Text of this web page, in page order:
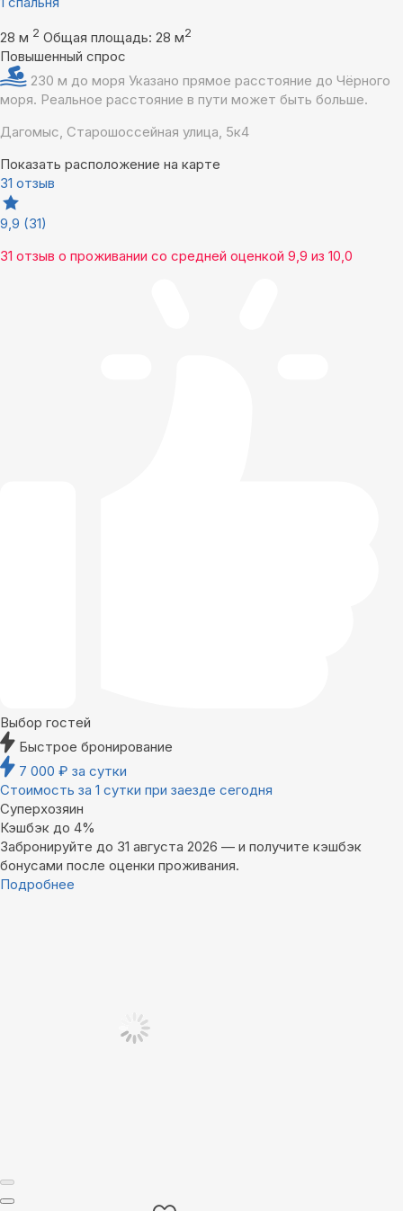
28 м 2 Общая площадь: 28 м2
Повышенный спрос
230 м до моря Указано прямое расстояние до Чёрного
моря. Реальное расстояние в пути может быть больше.
Дагомыс, Старошоссейная улица, 5к4
Показать расположение на карте
31 отзыв
9,9 (31)
31 отзыв о проживании со средней оценкой 9,9 из 10,0
Выбор гостей
Быстрое бронирование
7 000 ₽ за сутки
Стоимость за 1 сутки при заезде сегодня
Суперхозяин
Кэшбэк до 4%
Забронируйте до 31 августа 2026 — и получите кэшбэк
бонусами после оценки проживания.
Подробнее